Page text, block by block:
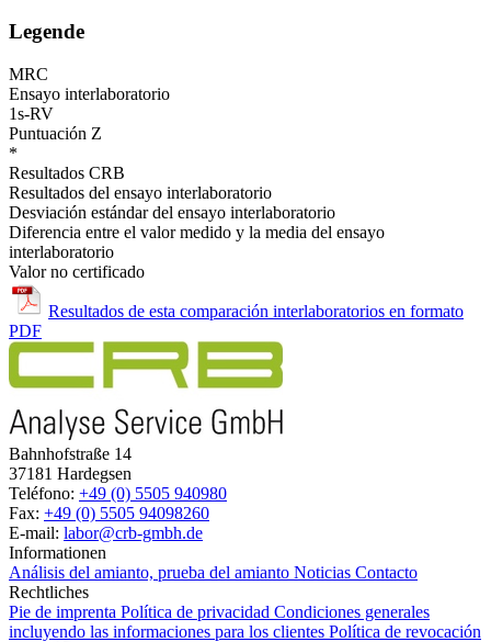
Legende
MRC
Ensayo interlaboratorio
1s-RV
Puntuación Z
*
Resultados CRB
Resultados del ensayo interlaboratorio
Desviación estándar del ensayo interlaboratorio
Diferencia entre el valor medido y la media del ensayo
interlaboratorio
Valor no certificado
Resultados de esta comparación interlaboratorios en formato
PDF
Bahnhofstraße 14
37181 Hardegsen
Teléfono: +49 (0) 5505 940980
Fax: +49 (0) 5505 94098260
E-mail: labor@crb-gmbh.de
Informationen
Análisis del amianto, prueba del amianto Noticias Contacto
Rechtliches
Pie de imprenta Política de privacidad Condiciones generales
incluyendo las informaciones para los clientes Política de revocación